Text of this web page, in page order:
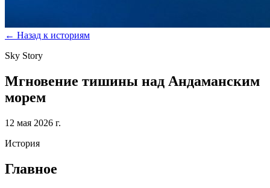
← Назад к историям
Sky Story
Мгновение тишины над Андаманским
морем
12 мая 2026 г.
История
Главное